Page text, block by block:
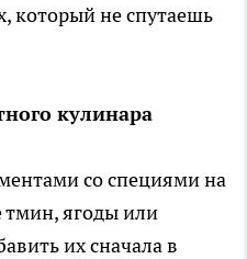
который не спутаешь
кулинара
со специями на
тмин, ягоды или
их сначала в